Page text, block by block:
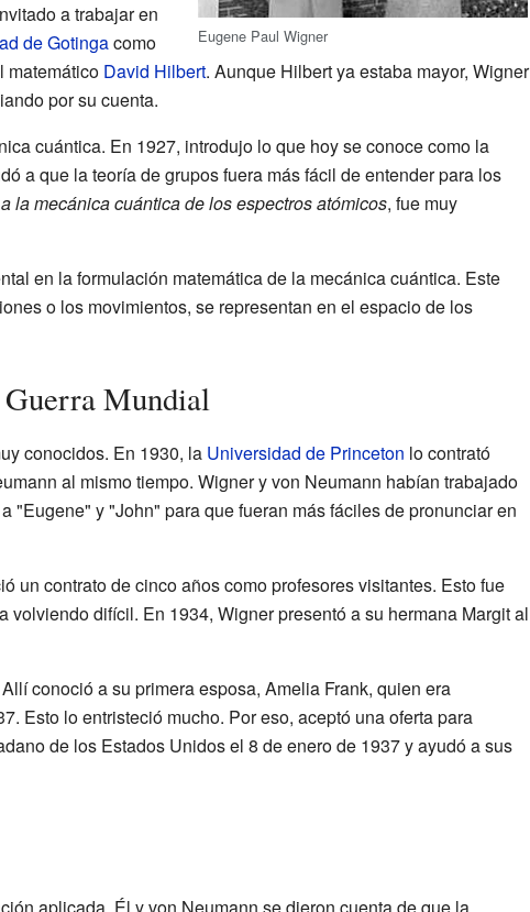
Eugene Paul Wigner
a trabajar en
de Gotingacomo
matemático David Hilbert. Aunque Hilbert ya estaba mayor, Wigner
por su cuenta.
cuántica. En 1927, introdujo lo que hoy se conoce como la
a que la teoría de grupos fuera más fácil de entender para los
la mecánica cuántica de los espectros atómicos, fue muy
en la formulación matemática de la mecánica cuántica. Este
o los movimientos, se representan en el espacio de los
Guerra Mundial
conocidos. En 1930, la Universidad de Princeton lo contrató
al mismo tiempo. Wigner y von Neumann habían trabajado
"Eugene" y "John" para que fueran más fáciles de pronunciar en
un contrato de cinco años como profesores visitantes. Esto fue
difícil. En 1934, Wigner presentó a su hermana Margit al
conoció a su primera esposa, Amelia Frank, quien era
Esto lo entristeció mucho. Por eso, aceptó una oferta para
de los Estados Unidos el 8 de enero de 1937 y ayudó a sus